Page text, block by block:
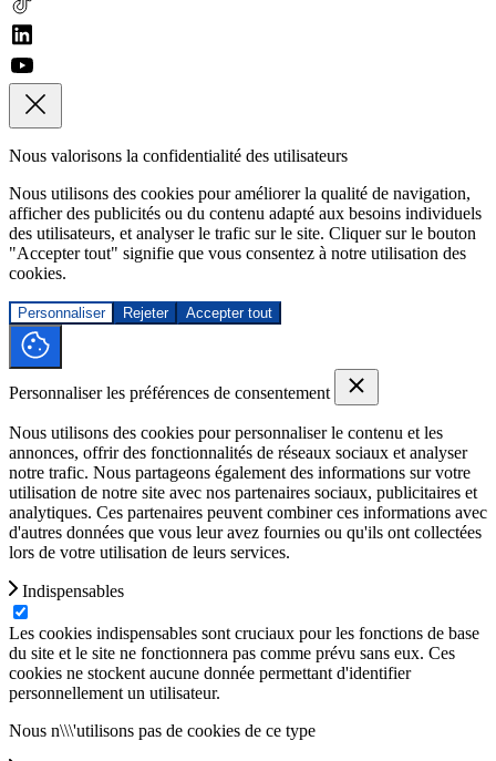
Nous valorisons la confidentialité des utilisateurs
Nous utilisons des cookies pour améliorer la qualité de navigation,
afficher des publicités ou du contenu adapté aux besoins individuels
des utilisateurs, et analyser le trafic sur le site. Cliquer sur le bouton
"Accepter tout" signifie que vous consentez à notre utilisation des
cookies.
Personnaliser Rejeter Accepter tout
Personnaliser les préférences de consentement
Nous utilisons des cookies pour personnaliser le contenu et les
annonces, offrir des fonctionnalités de réseaux sociaux et analyser
notre trafic. Nous partageons également des informations sur votre
utilisation de notre site avec nos partenaires sociaux, publicitaires et
analytiques. Ces partenaires peuvent combiner ces informations avec
d'autres données que vous leur avez fournies ou qu'ils ont collectées
lors de votre utilisation de leurs services.
Indispensables
Les cookies indispensables sont cruciaux pour les fonctions de base
du site et le site ne fonctionnera pas comme prévu sans eux. Ces
cookies ne stockent aucune donnée permettant d'identifier
personnellement un utilisateur.
Nous n\\\'utilisons pas de cookies de ce type